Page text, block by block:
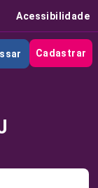
Acessibilidade
Cadastrar